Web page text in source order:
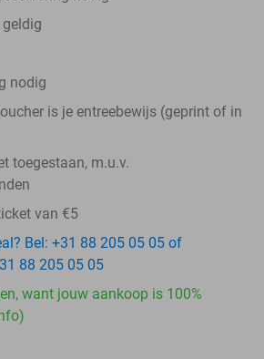
nodig
is je entreebewijs (geprint of in
toegestaan, m.u.v.
van €5
Bel: +31 88 205 05 05 of
88 205 05 05
want jouw aankoop is 100%